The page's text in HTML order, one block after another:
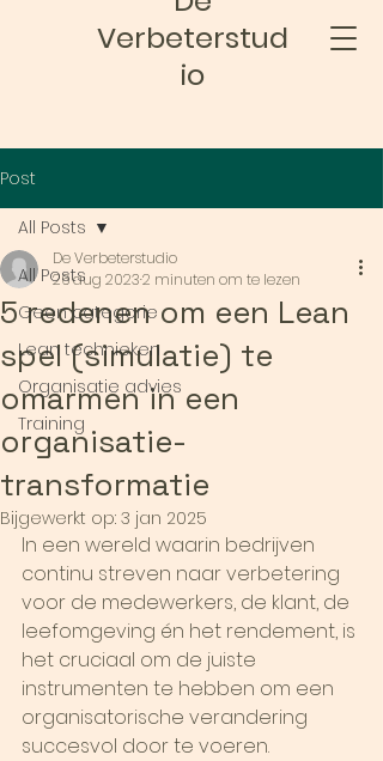
Verbeterstud
io
Post
All Posts
Geen categorie
Lean technieken
Organisatie advies
Training
All Posts
5 redenen om een Lean
spel (simulatie) te
omarmen in een
organisatie-
transformatie
De Verbeterstudio
26 aug 20232 minuten om te lezen
Bijgewerkt op: 3 jan 2025
In een wereld waarin bedrijven
continu streven naar verbetering
voor de medewerkers, de klant, de
leefomgeving én het rendement, is
het cruciaal om de juiste
instrumenten te hebben om een
organisatorische verandering
succesvol door te voeren.